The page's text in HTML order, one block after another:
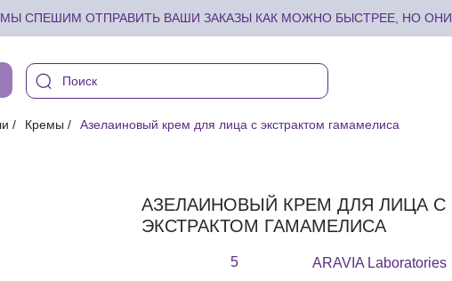
СПЕШИМ ОТПРАВИТЬ ВАШИ ЗАКАЗЫ КАК МОЖНО БЫСТРЕЕ, НО ОНИ
Кремы Азелаиновый крем для лица с экстрактом гамамелиса
АЗЕЛАИНОВЫЙ КРЕМ ДЛЯ ЛИЦА С
ЭКСТРАКТОМ ГАМАМЕЛИСА
5 ARAVIA Laboratories